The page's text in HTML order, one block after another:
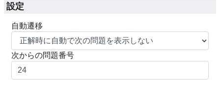
設定
自動遷移
次からの問題番号